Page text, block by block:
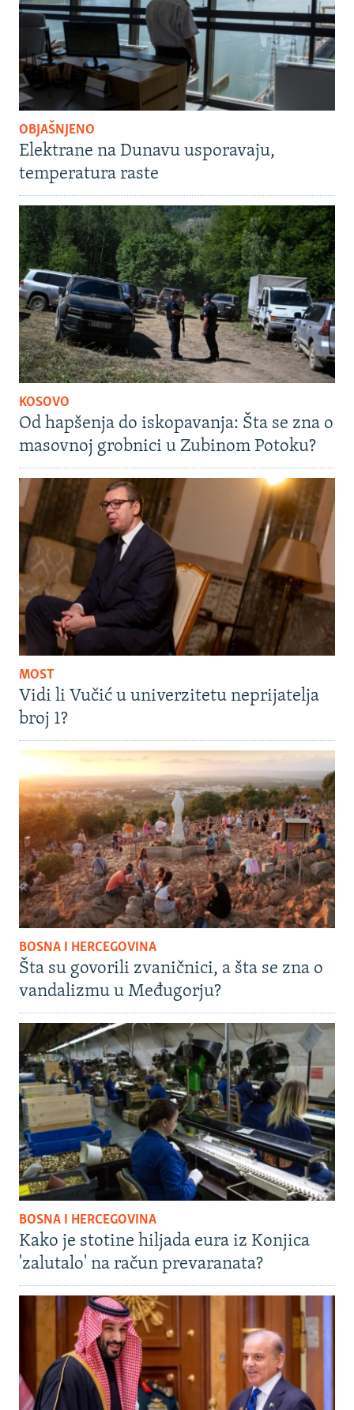
OBJAŠNJENO
Elektrane na Dunavu usporavaju,
temperatura raste
KOSOVO
Od hapšenja do iskopavanja: Šta se zna o
masovnoj grobnici u Zubinom Potoku?
MOST
Vidi li Vučić u univerzitetu neprijatelja
broj 1?
BOSNA I HERCEGOVINA
Šta su govorili zvaničnici, a šta se zna o
vandalizmu u Međugorju?
BOSNA I HERCEGOVINA
Kako je stotine hiljada eura iz Konjica
'zalutalo' na račun prevaranata?